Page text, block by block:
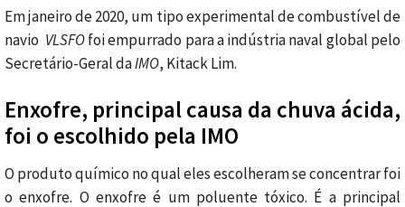
Em janeiro de 2020, um tipo experimental de combustível de
navio VLSFOfoi empurrado para a indústria naval global pelo
Secretário-Geral daIMO, Kitack Lim.
Enxofre, principal causa da chuva ácida,
foi o escolhido pela IMO
O produto químico no qual eles escolheram se concentrar foi
o enxofre. O enxofre é um poluente tóxico. É a principal